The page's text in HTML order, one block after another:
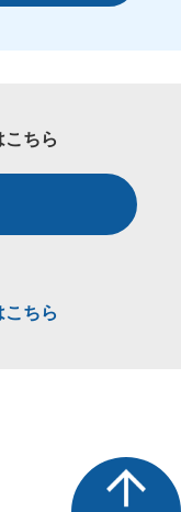
こちら
ちら